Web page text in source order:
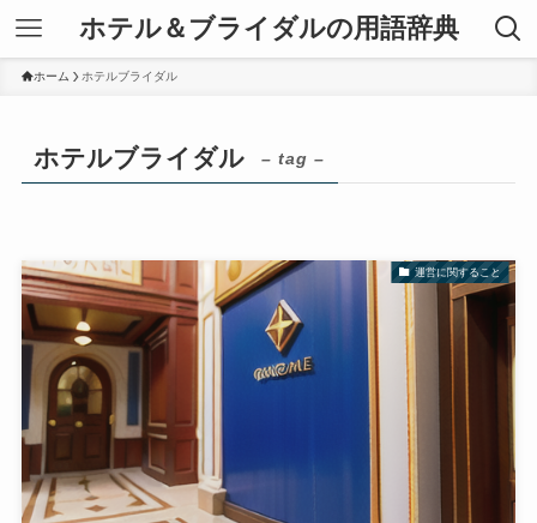
ホテル＆ブライダルの用語辞典
ホーム ホテルブライダル
ホテルブライダル – tag –
運営に関すること